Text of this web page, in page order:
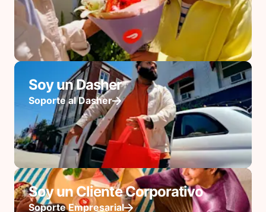
Soy un Dasher
Soporte al Dasher
Soy un Cliente Corporativo
Soporte Empresarial